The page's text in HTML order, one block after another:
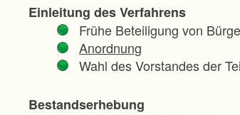
Einleitung des Verfahrens
Frühe Beteiligung von
Anordnung
Wahl des Vorstandes der
Bestandserhebung